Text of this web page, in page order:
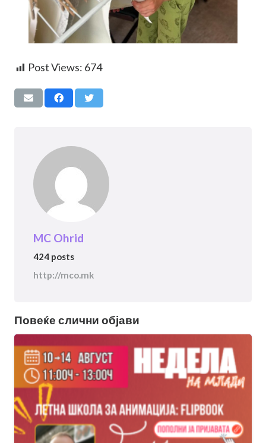
Post Views: 674
MC Ohrid
424 posts
http://mco.mk
Повеќе слични објави